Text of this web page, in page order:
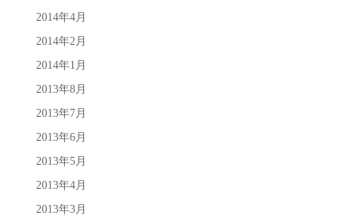
2014年4月
2014年2月
2014年1月
2013年8月
2013年7月
2013年6月
2013年5月
2013年4月
2013年3月